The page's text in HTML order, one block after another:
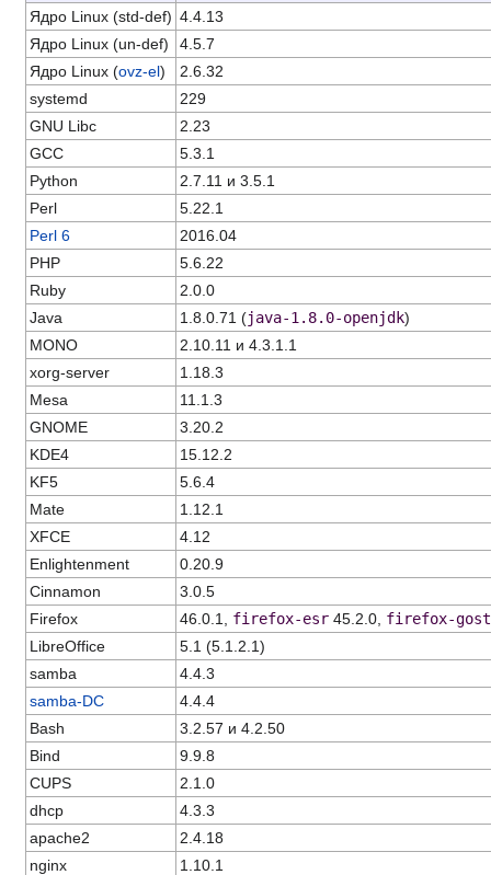
Ядро Linux (std-def) 4.4.13
Ядро Linux (un-def)
4.5.7
Ядро Linux (ovz-el)
2.6.32
systemd
229
GNU Libc
2.23
GCC
5.3.1
Python
2.7.11 и 3.5.1
Perl
5.22.1
Perl 6
2016.04
PHP
5.6.22
Ruby
2.0.0
Java
1.8.0.71 (java-1.8.0-openjdk)
MONO
2.10.11 и 4.3.1.1
xorg-server
1.18.3
Mesa
11.1.3
GNOME
3.20.2
KDE4
15.12.2
KF5
5.6.4
Mate
1.12.1
XFCE
4.12
Enlightenment
0.20.9
Cinnamon
3.0.5
Firefox
46.0.1, firefox-esr45.2.0, firefox-gost
LibreOffice
5.1 (5.1.2.1)
samba
4.4.3
samba-DC
4.4.4
Bash
3.2.57 и 4.2.50
Bind
9.9.8
CUPS
2.1.0
dhcp
4.3.3
apache2
2.4.18
nginx
1.10.1